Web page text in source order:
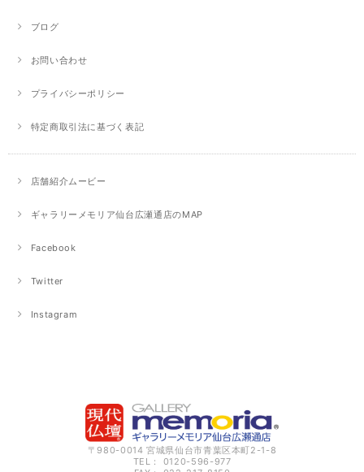
ブログ
お問い合わせ
プライバシーポリシー
特定商取引法に基づく表記
店舗紹介ムービー
ギャラリーメモリア仙台広瀬通店のMAP
Facebook
Twitter
Instagram
〒980-0014 宮城県仙台市青葉区本町2-1-8
TEL： 0120-596-977